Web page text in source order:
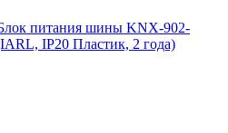
питания шины KNX-902-
IP20 Пластик, 2 года)